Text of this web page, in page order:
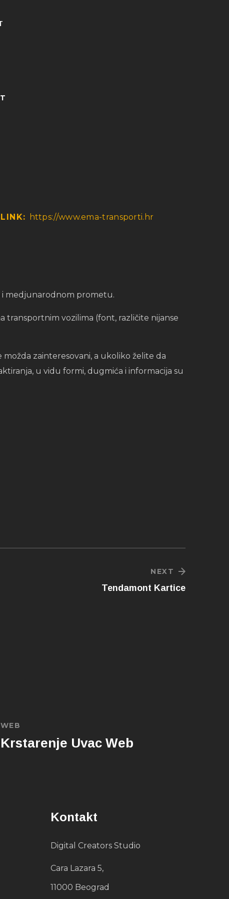
LINK: https://www.ema-transporti.hr
i medjunarodnom prometu.
transportnim vozilima (font, različite nijanse
zainteresovani, a ukoliko želite da
u vidu formi, dugmića i informacija su
NEXT
Tendamont Kartice
WEB
Krstarenje Uvac Web
Kontakt
Digital Creators Studio
Cara Lazara 5,
11000 Beograd